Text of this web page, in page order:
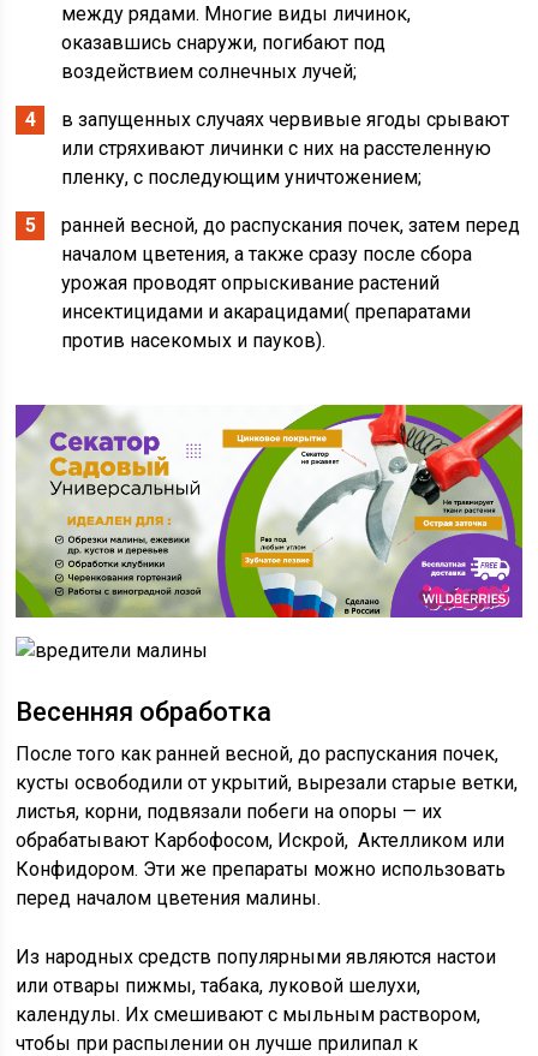
между рядами. Многие виды личинок,
оказавшись снаружи, погибают под
воздействием солнечных лучей;
в запущенных случаях червивые ягоды срывают
или стряхивают личинки с них на расстеленную
пленку, с последующим уничтожением;
ранней весной, до распускания почек, затем перед
началом цветения, а также сразу после сбора
урожая проводят опрыскивание растений
инсектицидами и акарацидами( препаратами
против насекомых и пауков).
Весенняя обработка
После того как ранней весной, до распускания почек,
кусты освободили от укрытий, вырезали старые ветки,
листья, корни, подвязали побеги на опоры — их
обрабатывают Карбофосом, Искрой, Актелликом или
Конфидором. Эти же препараты можно использовать
перед началом цветения малины.
Из народных средств популярными являются настои
или отвары пижмы, табака, луковой шелухи,
календулы. Их смешивают с мыльным раствором,
чтобы при распылении он лучше прилипал к